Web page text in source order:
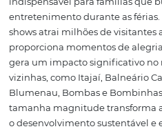
O Parque Beto Carrero
Catarina, é reconhecido
diversões da América
indispensável para famílias
entretenimento durante as
shows atrai milhões de